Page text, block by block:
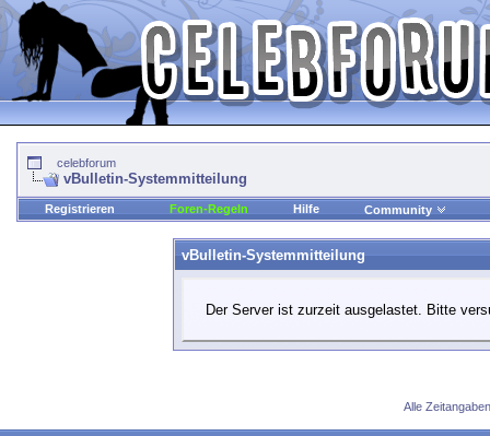
celebforum
vBulletin-Systemmitteilung
Registrieren Foren-Regeln Hilfe Community
vBulletin-Systemmitteilung
Der Server ist zurzeit ausgelastet. Bitte
Alle